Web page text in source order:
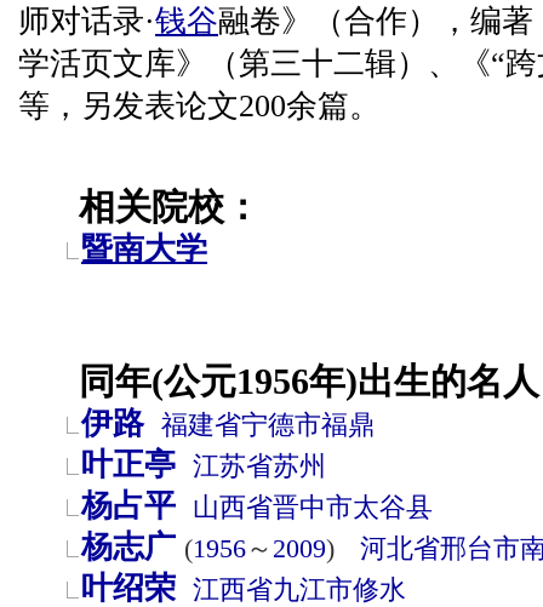
师对话录·钱谷融卷》（合作），编著
学活页文库》（第三十二辑）、《“
等，另发表论文200余篇。
相关院校：
暨南大学
同年(公元1956年)出生的名
伊路 福建省宁德市福鼎
叶正亭 江苏省苏州
杨占平 山西省晋中市太谷县
杨志广 (1956～ 2009) 河北省邢台市
叶绍荣 江西省九江市修水